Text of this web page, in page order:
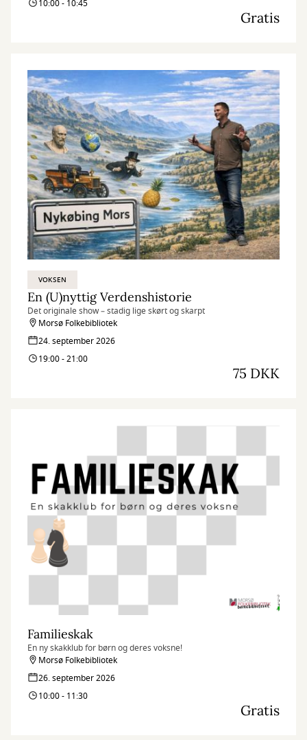
10:00 - 10:45
Gratis
VOKSEN
En (U)nyttig Verdenshistorie
Det originale show – stadig lige skørt og skarpt
Morsø Folkebibliotek
24. september 2026
19:00 - 21:00
75 DKK
Familieskak
En ny skakklub for børn og deres voksne!
Morsø Folkebibliotek
26. september 2026
10:00 - 11:30
Gratis